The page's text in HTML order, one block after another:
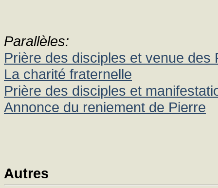
Parallèles:
Prière des disciples et venue des
La charité fraternelle
Prière des disciples et
Annonce du reniement de Pierre
Autres